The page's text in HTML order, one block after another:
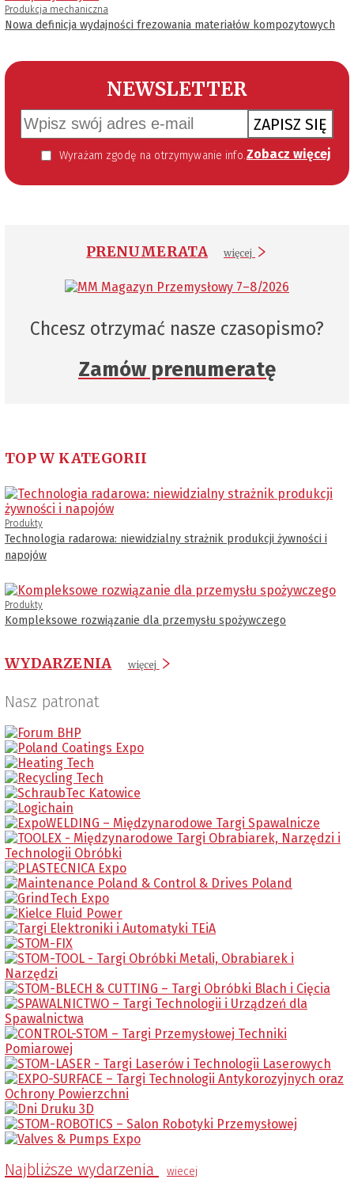
Produkcja mechaniczna
Nowa definicja wydajności frezowania materiałów kompozytowych
NEWSLETTER
ZAPISZ SIĘ
Wyrażam zgodę na otrzymywanie informacji handlowej kierowanej do mnie za pomocą środków komunikacji elektronicznej w szczególności poczty elektronicznej zgodnie z przepisem art. 10 ust 2 ustawy z dnia 18 lipca 2002 roku o świadczeniu usług drogą elektroniczną (Dz. U. 144 z 2002 r. poz. 1204). Zgoda jest dobrowolna, jednak jej wyrażenie jest konieczne, aby otrzymywać newsletter. Zobacz więcej
PRENUMERATA więcej
Chcesz otrzymać nasze czasopismo?
Zamów prenumeratę
TOP W KATEGORII
Produkty
Technologia radarowa: niewidzialny strażnik produkcji żywności i
napojów
Produkty
Kompleksowe rozwiązanie dla przemysłu spożywczego
WYDARZENIA więcej
Nasz patronat
Najbliższe wydarzenia wiecej